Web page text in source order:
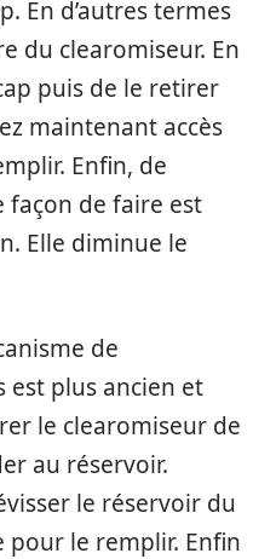
En d’autres termes
du clearomiseur. En
puis de le retirer
maintenant accès
Enfin, de
de faire est
Elle diminue le
de
est plus ancien et
le clearomiseur de
au réservoir.
le réservoir du
pour le remplir. Enfin